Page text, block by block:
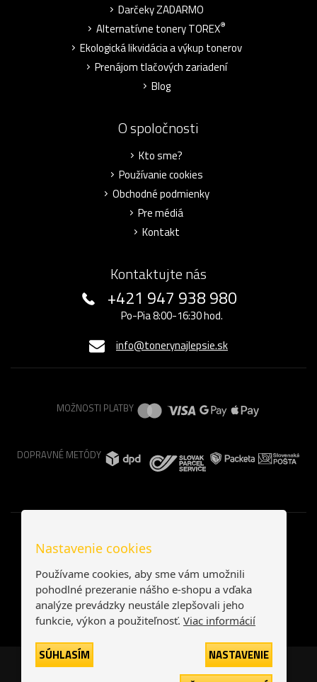
Darčeky ZADARMO
Alternatívne tonery TOREX®
Ekologická likvidácia a výkup tonerov
Prenájom tlačových zariadení
Blog
O spoločnosti
Kto sme?
Používanie cookies
Obchodné podmienky
Pre médiá
Kontakt
Kontaktujte nás
+421 947 938 980
Po-Pia 8:00-16:30 hod.
info@tonerynajlepsie.sk
MOŽNOSTI PLATBY
DOPRAVNÉ METÓDY
Slovensko
Nastavenie cookies
Používame cookies, aby sme vám umožnili
pohodlné prezeranie nášho e-shopu a vďaka
analýze prevádzky neustále zlepšovali jeho
funkcie, výkon a použiteľnosť. Viac informácií
SÚHLASÍM
NASTAVENIE